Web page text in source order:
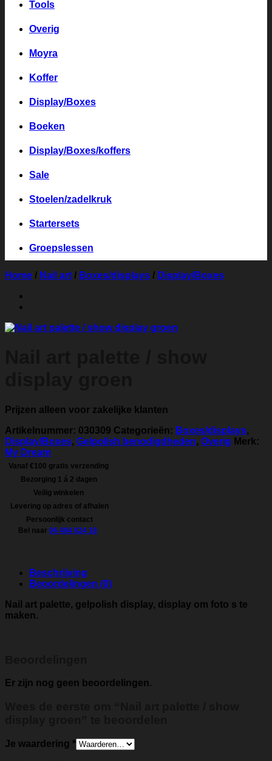
Tools
Overig
Moyra
Koffer
Display/Boxes
Boeken
Display/Boxes/koffers
Sale
Stoelen/zadelkruk
Startersets
Groepslessen
Home / Nail art / Boxes/displays / Display/Boxes
Prijzen alleen voor zakelijke klanten
Artikelnummer: 030309 Categorieën: Boxes/displays,
Display/Boxes, Gelpolish benodigdheden, Overig Merk:
My Dream
Vanaf €100 gratis verzending
Bezorging 1 á 2 dagen
Veilig winkelen
Levering op adres of afhalen
Persoonlijk contact
Bel naar 06 484 024 18
Beschrijving
Beoordelingen (0)
Nail art palette, gelpolish display, display om foto s te
maken.
Er zijn nog geen beoordelingen.
Je waardering *